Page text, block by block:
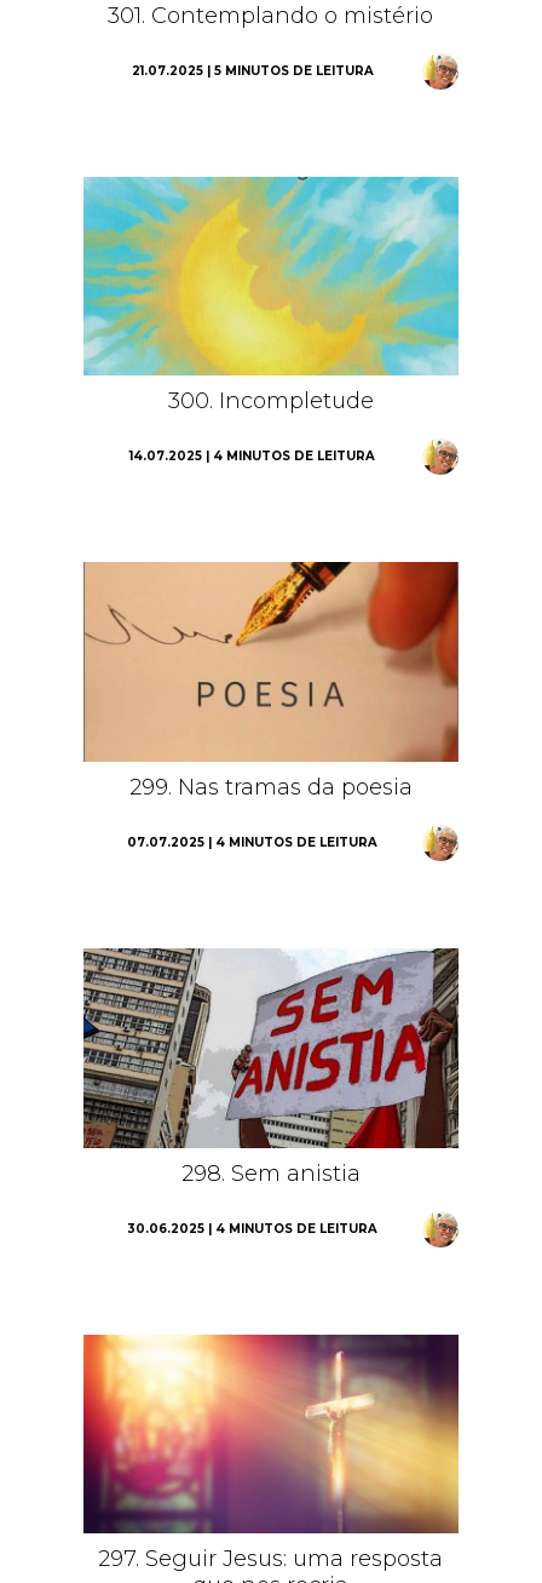
301. Contemplando o mistério
21.07.2025 | 5 MINUTOS DE LEITURA
300. Incompletude
14.07.2025 | 4 MINUTOS DE LEITURA
299. Nas tramas da poesia
07.07.2025 | 4 MINUTOS DE LEITURA
298. Sem anistia
30.06.2025 | 4 MINUTOS DE LEITURA
297. Seguir Jesus: uma resposta